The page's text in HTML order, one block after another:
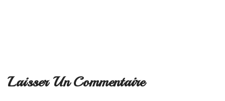
Laisser Un Commentaire